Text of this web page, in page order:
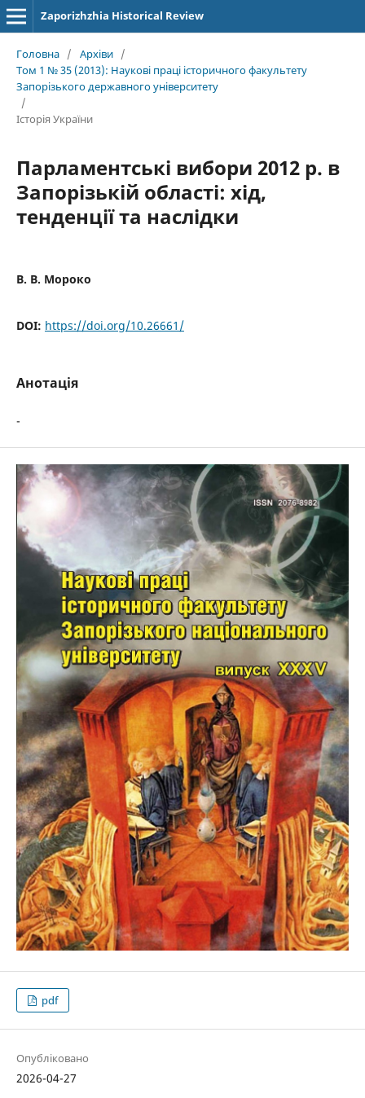
Zaporizhzhia Historical Review
Головна / Архіви /
Том 1 № 35 (2013): Наукові праці історичного факультету
Запорізького державного університету
/
Історія України
Парламентські вибори 2012 р. в
Запорізькій області: хід,
тенденції та наслідки
В. В. Мороко
DOI: https://doi.org/10.26661/
Анотація
-
pdf
Опубліковано
2026-04-27